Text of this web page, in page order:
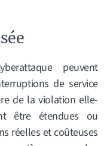
peuvent
de service
de la violation elle-
être étendues ou
réelles et coûteuses